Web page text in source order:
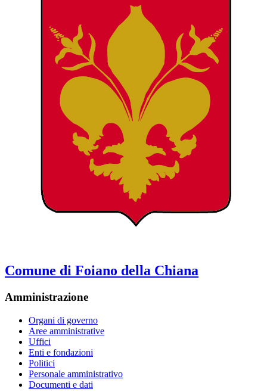
Comune di Foiano della Chiana
Amministrazione
Organi di governo
Aree amministrative
Uffici
Enti e fondazioni
Politici
Personale amministrativo
Documenti e dati